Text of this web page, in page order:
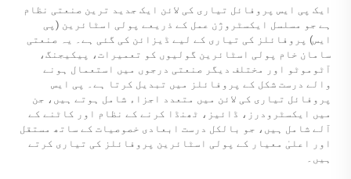
ایک پی ایس پروفائل تیاری کی لائن ایک جدید ترین صنعتی نظام
ہے جو مسلسل ایکسٹروژن عمل کے ذریعے پولی اسٹائرین (پی
ایس) پروفائلز کی تیاری کے لیے ڈیزائن کی گئی ہے۔ یہ صنعتی
سامان خام پولی اسٹائرین گولیوں کو تعمیرات، پیکیجنگ،
آٹوموٹو اور مختلف دیگر صنعتی درجوں میں استعمال ہونے
والے درست شکل کے پروفائلز میں تبدیل کرتا ہے۔ پی ایس
پروفائل تیاری کی لائن میں متعدد اجزاء شامل ہوتے ہیں، جن
میں ایکسٹرودرز، ڈائیز، ٹھنڈا کرنے کے نظام اور کاٹنے کے
آلے شامل ہیں، جو بالکل درست ابعادی خصوصیات کے ساتھ مستقل
اور اعلیٰ معیار کے پولی اسٹائرین پروفائلز کی تیاری کرتے
ہیں۔